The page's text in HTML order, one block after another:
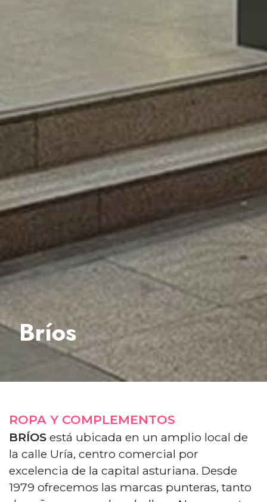
Bríos
ROPA Y COMPLEMENTOS
BRÍOS está ubicada en un amplio local de
la calle Uría, centro comercial por
excelencia de la capital asturiana. Desde
1979 ofrecemos las marcas punteras, tanto